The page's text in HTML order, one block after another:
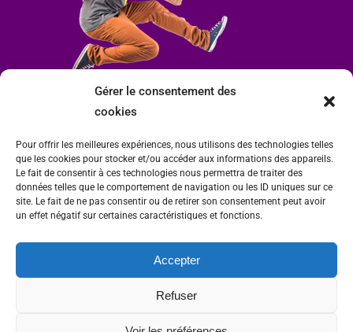
Gérer le consentement des
cookies
Pour offrir les meilleures expériences, nous utilisons des technologies telles
que les cookies pour stocker et/ou accéder aux informations des appareils.
Le fait de consentir à ces technologies nous permettra de traiter des
données telles que le comportement de navigation ou les ID uniques sur ce
site. Le fait de ne pas consentir ou de retirer son consentement peut avoir
un effet négatif sur certaines caractéristiques et fonctions.
Accepter
Refuser
Mairie de Condrieu | Copyright © 2023 |Mentions légales